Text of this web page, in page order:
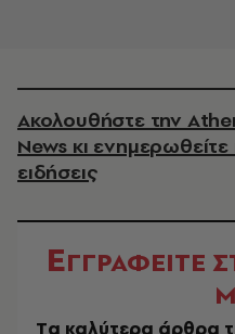
Ακολουθήστε την
News κι ενημερωθείτε
ειδήσεις
ΕΓΓΡΑΦΕΙΤΕ
Tα καλύτερα άρθρα